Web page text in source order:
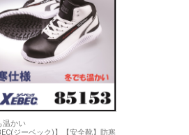
温かい
ジーベック)】【安全靴】防寒